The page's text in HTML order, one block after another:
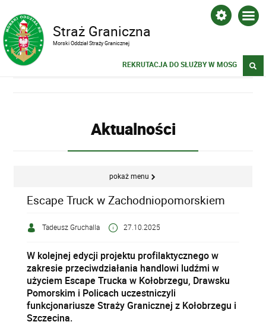
Straż Graniczna
Morski Oddział Straży Granicznej
REKRUTACJA DO SŁUŻBY W MOSG
Aktualności
pokaż menu
Escape Truck w Zachodniopomorskiem
Tadeusz Gruchalla 27.10.2025
W kolejnej edycji projektu profilaktycznego w
zakresie przeciwdziałania handlowi ludźmi w
użyciem Escape Trucka w Kołobrzegu, Drawsku
Pomorskim i Policach uczestniczyli
funkcjonariusze Straży Granicznej z Kołobrzegu i
Szczecina.